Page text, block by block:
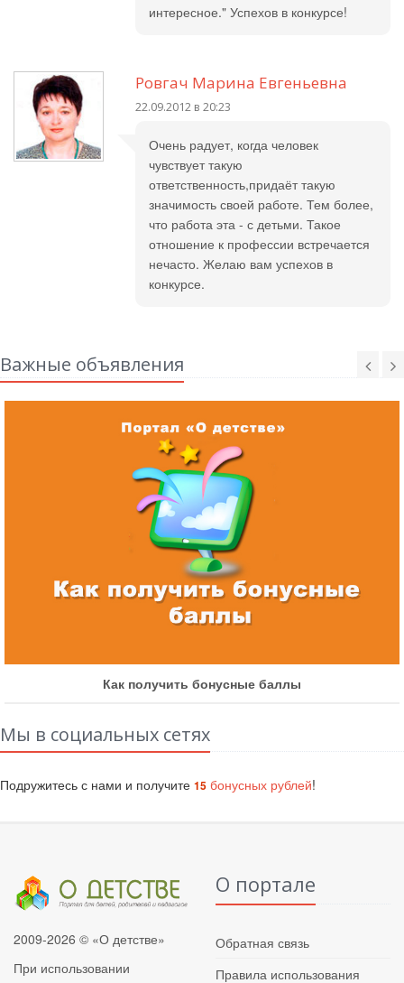
интересное." Успехов в конкурсе!
Ровгач Марина Евгеньевна
22.09.2012 в 20:23
Очень радует, когда человек
чувствует такую
ответственность,придаёт такую
значимость своей работе. Тем более,
что работа эта - с детьми. Такое
отношение к профессии встречается
нечасто. Желаю вам успехов в
конкурсе.
Важные объявления
бонусные баллы
Мы в социальных сетях
Подружитесь с нами и получите 15 бонусных рублей!
2009-2026 © «О детстве»
При использовании
О портале
Обратная связь
Правила использования